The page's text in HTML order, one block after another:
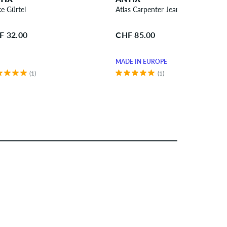
Gürtel
32.00
(1)
Atlas Carpenter Jeans Shorts
CHF 85.00
MADE IN EUROPE
(1)